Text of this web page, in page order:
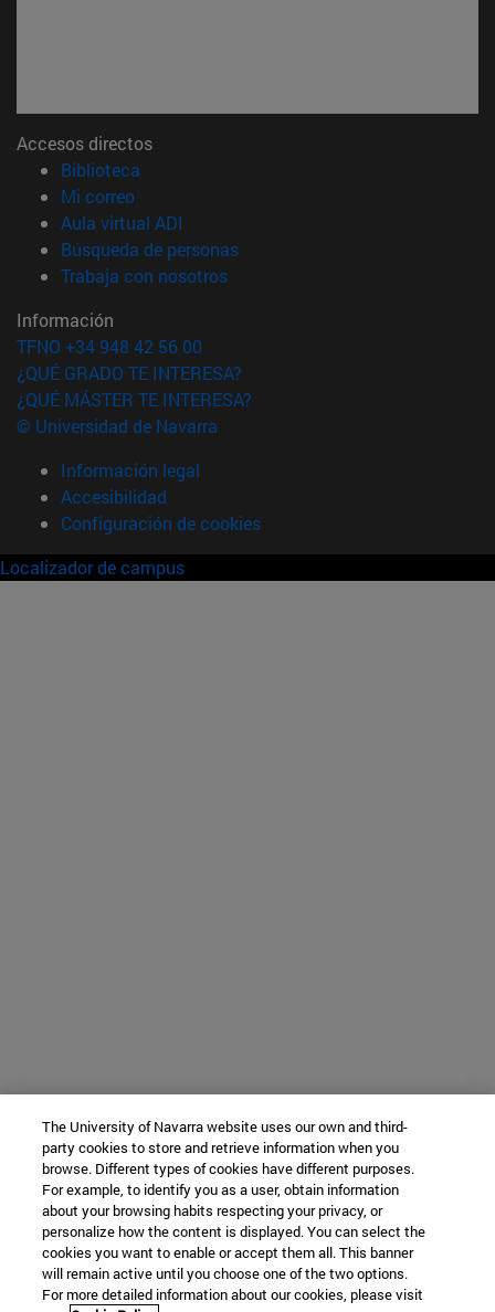
Accesos directos
Biblioteca
Mi correo(abre en nueva ventana)
Aula virtual ADI
Búsqueda de personas(abre en nueva ventana)
Trabaja con nosotros(abre en nueva ventana)
Información
TFNO +34 948 42 56 00
¿QUÉ GRADO TE INTERESA?
¿QUÉ MÁSTER TE INTERESA?
© Universidad de Navarra
Información legal
Accesibilidad
Configuración de cookies
Localizador de campus
The University of Navarra website uses our own and third-
party cookies to store and retrieve information when you
browse. Different types of cookies have different purposes.
For example, to identify you as a user, obtain information
about your browsing habits respecting your privacy, or
personalize how the content is displayed. You can select the
cookies you want to enable or accept them all. This banner
will remain active until you choose one of the two options.
For more detailed information about our cookies, please visit